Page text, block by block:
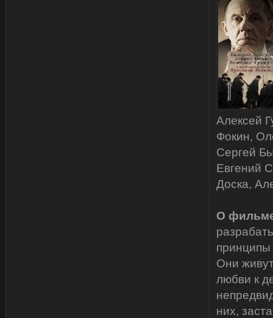
Алексей
Фокин,
Сергей
Евгений
Доска,
О
принципы
Они
любви к
них,